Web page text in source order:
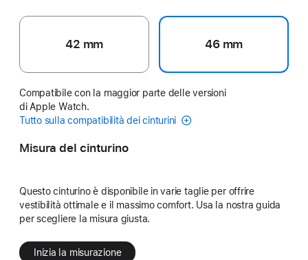
42 mm 46 mm
Compatibile con la maggior parte delle versioni
di Apple Watch.
Tutto sulla compatibilità dei cinturini
Misura del cinturino
Questo cinturino è disponibile in varie taglie per offrire
vestibilità ottimale e il massimo comfort. Usa la nostra guida
per scegliere la misura giusta.
Inizia la misurazione